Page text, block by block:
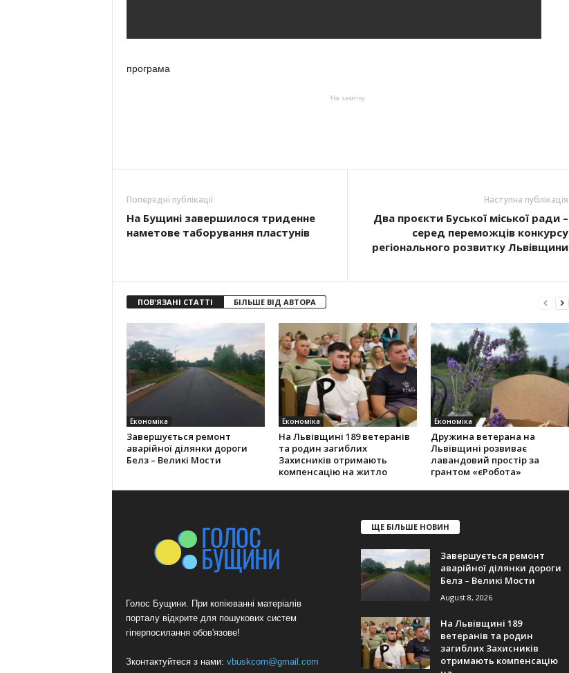
програма
На замітку
Попередні публікації
На Бущині завершилося триденне
наметове таборування пластунів
Наступна публікація
Два проєкти Буської міської ради –
серед переможців конкурсу
регіонального розвитку Львівщини
ПОВ'ЯЗАНІ СТАТТІ БІЛЬШЕ ВІД АВТОРА
Економіка
Завершується ремонт
аварійної ділянки дороги
Белз – Великі Мости
Економіка
На Львівщині 189 ветеранів
та родин загиблих
Захисників отримають
компенсацію на житло
Економіка
Дружина ветерана на
Львівщині розвиває
лавандовий простір за
грантом «єРобота»
Голос Бущини. При копіюванні матеріалів
порталу відкрите для пошукових систем
гіперпосилання обов'язове!
Зконтактуйтеся з нами: vbuskcom@gmail.com
ЩЕ БІЛЬШЕ НОВИН
Завершується ремонт
аварійної ділянки дороги
Белз – Великі Мости
August 8, 2026
На Львівщині 189
ветеранів та родин
загиблих Захисників
отримають компенсацію